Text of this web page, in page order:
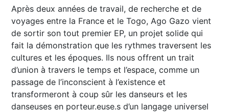
Après deux années de travail, de recherche et de
voyages entre la France et le Togo, Ago Gazo vient
de sortir son tout premier EP, un projet solide qui
fait la démonstration que les rythmes traversent les
cultures et les époques. Ils nous offrent un trait
d’union à travers le temps et l’espace, comme un
passage de l’inconscient à l’existence et
transformeront à coup sûr les danseurs et les
danseuses en porteur.euse.s d’un langage universel